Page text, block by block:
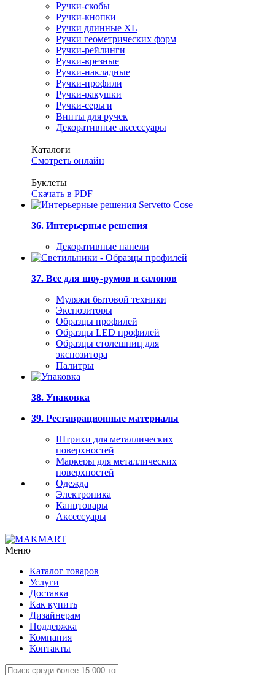
Ручки-скобы
Ручки-кнопки
Ручки длинные XL
Ручки геометрических форм
Ручки-рейлинги
Ручки-врезные
Ручки-накладные
Ручки-профили
Ручки-ракушки
Ручки-серьги
Винты для ручек
Декоративные аксессуары
Каталоги
Смотреть онлайн
Буклеты
Скачать в PDF
36. Интерьерные решения
Декоративные панели
37. Все для шоу-румов и салонов
Муляжи бытовой техники
Экспозиторы
Образцы профилей
Образцы LED профилей
Образцы столешниц для
экспозитора
Палитры
38. Упаковка
39. Реставрационные материалы
Штрихи для металлических
поверхностей
Маркеры для металлических
поверхностей
Одежда
Электроника
Канцтовары
Аксессуары
Меню
Каталог товаров
Услуги
Доставка
Как купить
Дизайнерам
Поддержка
Компания
Контакты